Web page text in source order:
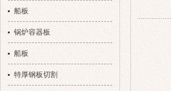
船板
锅炉容器板
船板
特厚钢板切割